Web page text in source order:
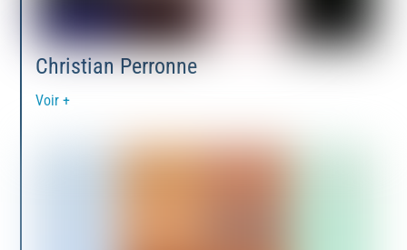
Christian Perronne
Voir +